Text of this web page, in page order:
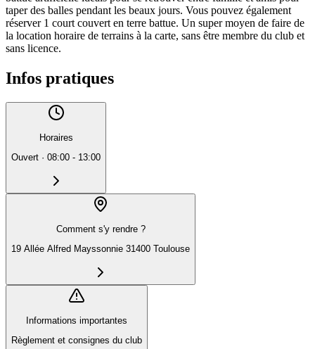
taper des balles pendant les beaux jours. Vous pouvez également
réserver 1 court couvert en terre battue. Un super moyen de faire de
la location horaire de terrains à la carte, sans être membre du club et
sans licence.
Infos pratiques
Horaires
Ouvert · 08:00 - 13:00
Comment s'y rendre ?
19 Allée Alfred Mayssonnie 31400 Toulouse
Informations importantes
Règlement et consignes du club